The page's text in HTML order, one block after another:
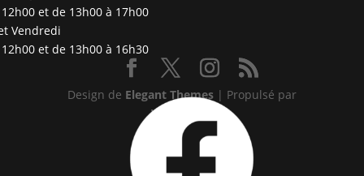
et de 13h00 à 17h00
Vendredi
et de 13h00 à 16h30
Design de Elegant Themes| Propulsé par
WordPress